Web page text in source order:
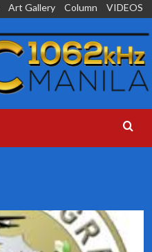
Art Gallery Column VIDEOS